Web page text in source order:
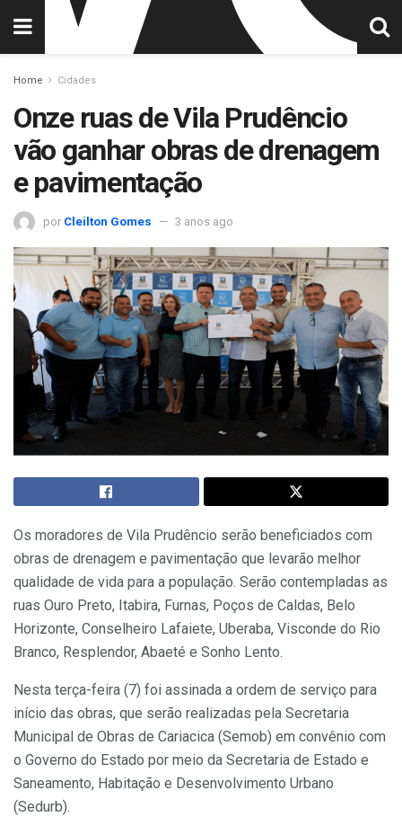
Home Cidades
Onze ruas de Vila Prudêncio
vão ganhar obras de drenagem
e pavimentação
por Cleilton Gomes 3 anos ago
Os moradores de Vila Prudêncio serão beneficiados com
obras de drenagem e pavimentação que levarão melhor
qualidade de vida para a população. Serão contempladas as
ruas Ouro Preto, Itabira, Furnas, Poços de Caldas, Belo
Horizonte, Conselheiro Lafaiete, Uberaba, Visconde do Rio
Branco, Resplendor, Abaeté e Sonho Lento.
Nesta terça-feira (7) foi assinada a ordem de serviço para
início das obras, que serão realizadas pela Secretaria
Municipal de Obras de Cariacica (Semob) em convênio com
o Governo do Estado por meio da Secretaria de Estado e
Saneamento, Habitação e Desenvolvimento Urbano
(Sedurb).